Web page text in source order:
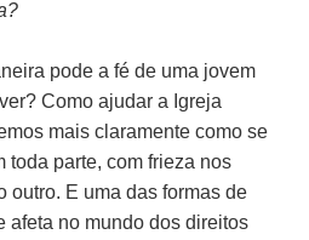
pode a fé de uma jovem
Como ajudar a Igreja
mais claramente como se
toda parte, com frieza nos
outro. E uma das formas de
afeta no mundo dos direitos